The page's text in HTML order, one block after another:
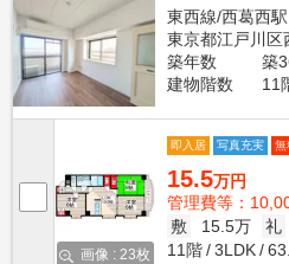
東西線/西葛西
東京都江戸川区
築年数
築
建物階数
11
画像 : 23枚
即入居 写真充実 無
15.5万円
管理費等：
敷
15.5万 礼
11階
3LDK